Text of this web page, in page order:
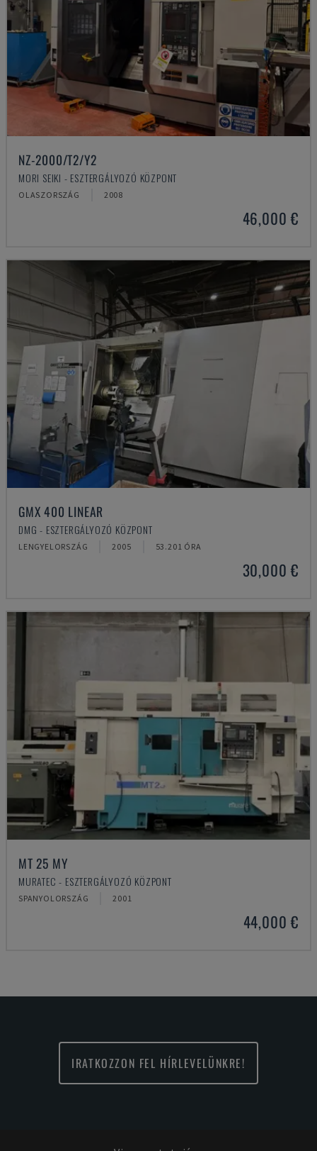
NZ-2000/T2/Y2
MORI SEIKI - ESZTERGÁLYOZÓ KÖZPONT
OLASZORSZÁG 2008
46,000 €
GMX 400 LINEAR
DMG - ESZTERGÁLYOZÓ KÖZPONT
LENGYELORSZÁG 2005 53.201 ÓRA
30,000 €
MT 25 MY
MURATEC - ESZTERGÁLYOZÓ KÖZPONT
SPANYOLORSZÁG 2001
44,000 €
IRATKOZZON FEL HÍRLEVELÜNKRE!